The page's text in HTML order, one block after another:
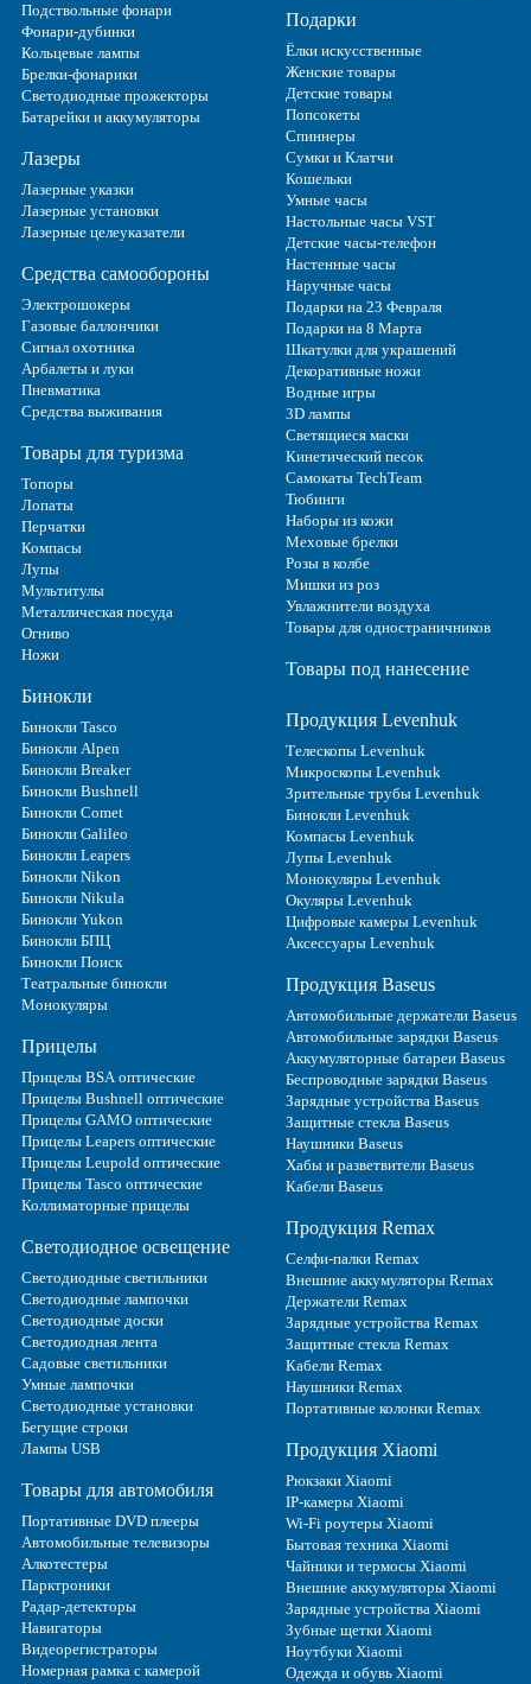
Подствольные фонари
Фонари-дубинки
Кольцевые лампы
Брелки-фонарики
Светодиодные прожекторы
Батарейки и аккумуляторы
Лазеры
Лазерные указки
Лазерные установки
Лазерные целеуказатели
Средства самообороны
Электрошокеры
Газовые баллончики
Сигнал охотника
Арбалеты и луки
Пневматика
Средства выживания
Товары для туризма
Топоры
Лопаты
Перчатки
Компасы
Лупы
Мультитулы
Металлическая посуда
Огниво
Ножи
Бинокли
Бинокли Tasco
Бинокли Alpen
Бинокли Breaker
Бинокли Bushnell
Бинокли Comet
Бинокли Galileo
Бинокли Leapers
Бинокли Nikon
Бинокли Nikula
Бинокли Yukon
Бинокли БПЦ
Бинокли Поиск
Театральные бинокли
Монокуляры
Прицелы
Прицелы BSA оптические
Прицелы Bushnell оптические
Прицелы GAMO оптические
Прицелы Leapers оптические
Прицелы Leupold оптические
Прицелы Tasco оптические
Коллиматорные прицелы
Светодиодное освещение
Светодиодные светильники
Светодиодные лампочки
Светодиодные доски
Светодиодная лента
Садовые светильники
Умные лампочки
Светодиодные установки
Бегущие строки
Лампы USB
Товары для автомобиля
Портативные DVD плееры
Автомобильные телевизоры
Алкотестеры
Парктроники
Радар-детекторы
Навигаторы
Видеорегистраторы
Номерная рамка с камерой
Подарки
Ёлки искусственные
Женские товары
Детские товары
Попсокеты
Спиннеры
Сумки и Клатчи
Кошельки
Умные часы
Настольные часы VST
Детские часы-телефон
Настенные часы
Наручные часы
Подарки на 23 Февраля
Подарки на 8 Марта
Шкатулки для украшений
Декоративные ножи
Водные игры
3D лампы
Светящиеся маски
Кинетический песок
Самокаты TechTeam
Тюбинги
Наборы из кожи
Меховые брелки
Розы в колбе
Мишки из роз
Увлажнители воздуха
Товары для одностраничников
Товары под нанесение
Продукция Levenhuk
Телескопы Levenhuk
Микроскопы Levenhuk
Зрительные трубы Levenhuk
Бинокли Levenhuk
Компасы Levenhuk
Лупы Levenhuk
Монокуляры Levenhuk
Окуляры Levenhuk
Цифровые камеры Levenhuk
Аксессуары Levenhuk
Продукция Baseus
Автомобильные держатели Baseus
Автомобильные зарядки Baseus
Аккумуляторные батареи Baseus
Беспроводные зарядки Baseus
Зарядные устройства Baseus
Защитные стекла Baseus
Наушники Baseus
Хабы и разветвители Baseus
Кабели Baseus
Продукция Remax
Селфи-палки Remax
Внешние аккумуляторы Remax
Держатели Remax
Зарядные устройства Remax
Защитные стекла Remax
Кабели Remax
Наушники Remax
Портативные колонки Remax
Продукция Xiaomi
Рюкзаки Xiaomi
IP-камеры Xiaomi
Wi-Fi роутеры Xiaomi
Бытовая техника Xiaomi
Чайники и термосы Xiaomi
Внешние аккумуляторы Xiaomi
Зарядные устройства Xiaomi
Зубные щетки Xiaomi
Ноутбуки Xiaomi
Одежда и обувь Xiaomi